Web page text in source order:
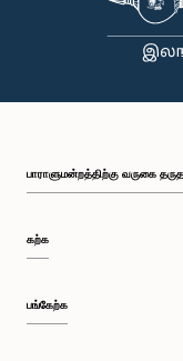
பாராளுமன்றத்திற்கு வருகை
கற்க
பங்கேற்க